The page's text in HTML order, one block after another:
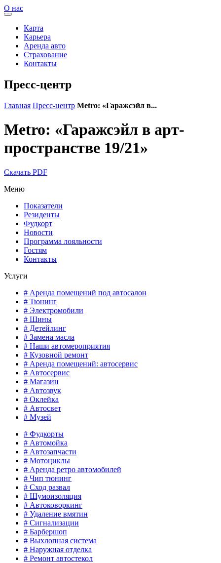
О нас
Карта
Карьера
Аренда авто
Страхование
Контакты
Пресс-центр
Главная Пресс-центр Metro: «Гаражсэйл в...
Metro: «Гаражсэйл в арт-
пространстве 19/21»
Скачать PDF
Меню
Показатели
Резиденты
Фудкорт
Новости
Программа лояльности
Гостям
Контакты
Услуги
# Аренда помещений под автосалон
# Тюнинг
# Электромобили
# Шины
# Детейлинг
# Замена масла
# Наши автомероприятия
# Кузовной ремонт
# Аренда помещений: автосервис
# Автосервис
# Магазин
# Автозвук
# Оклейка
# Автосвет
# Музей
# Фудкорты
# Автомойка
# Автозапчасти
# Мотоциклы
# Aренда ретро автомобилей
# Чип тюнинг
# Сход развал
# Шумоизоляция
# Автоковоркинг
# Удаление вмятин
# Сигнализации
# Барбершоп
# Выхлопная система
# Наружная отделка
# Ремонт автостекол